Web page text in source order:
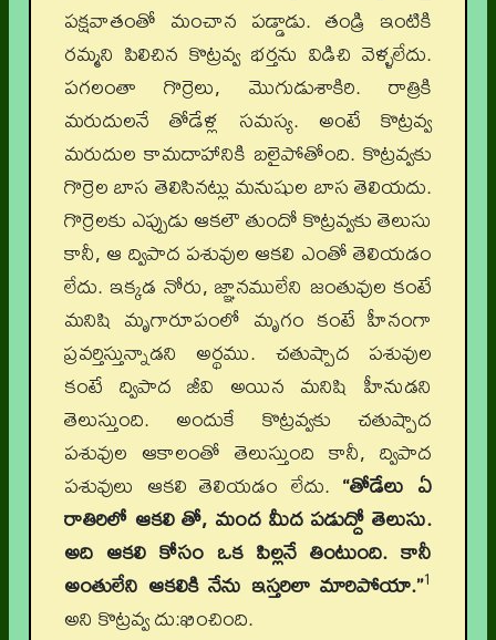
పక్షవాతంతో మంచాన పడ్డాడు. తండ్రి ఇంటికి
రమ్మని పిలిచిన కొట్రవ్వ భర్తను విడిచి వెళ్ళలేదు.
పగలంతా గొర్రెలు, మొగుడుశాకిరి. రాత్రికి
మరుదులనే తోడేళ్ల సమస్య. అంటే కొట్రవ్వ
మరుదుల కామదాహానికి బలైపోతోంది. కొట్రవ్వకు
గొర్రెల బాస తెలిసినట్లు మనుషుల బాస తెలియదు.
గొర్రెలకు ఎప్పుడు ఆకలౌ తుందో కొట్రవ్వకు తెలుసు
కానీ, ఆ ద్విపాద పశువుల ఆకలి ఎంతో తెలియడం
లేదు. ఇక్కడ నోరు, జ్ఞానములేని జంతువుల కంటే
మనిషి మృగారూపంలో మృగం కంటే హీనంగా
ప్రవర్తిస్తున్నాడని అర్థము. చతుష్పాద పశువుల
కంటే ద్విపాద జీవి అయిన మనిషి హీనుడని
తెలుస్తుంది. అందుకే కొట్రవ్వకు చతుష్పాద
పశువుల ఆకాలంతో తెలుస్తుంది కానీ, ద్విపాద
పశువులు ఆకలి తెలియడం లేదు. “తోడేలు ఏ
రాతిరిలో ఆకలి తో, మంద మీద పడుద్దో తెలుసు.
అది ఆకలి కోసం ఒక పిల్లనే తింటుంది. కానీ
అంతులేని ఆకలికి నేను ఇస్తరిలా మారిపోయా.”1
అని కొట్రవ్వ దు:ఖించింది.